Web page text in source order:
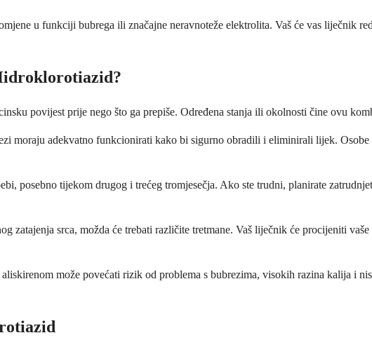
u funkciji bubrega ili značajne neravnoteže elektrolita. Vaš će vas liječnik
povijest prije nego što ga prepiše. Određena stanja ili okolnosti čine ovu
moraju adekvatno funkcionirati kako bi sigurno obradili i eliminirali lijek. Osobe
posebno tijekom drugog i trećeg tromjesečja. Ako ste trudni, planirate
zatajenja srca, možda će trebati različite tretmane. Vaš liječnik će procijeniti
može povećati rizik od problema s bubrezima, visokih razina kalija i